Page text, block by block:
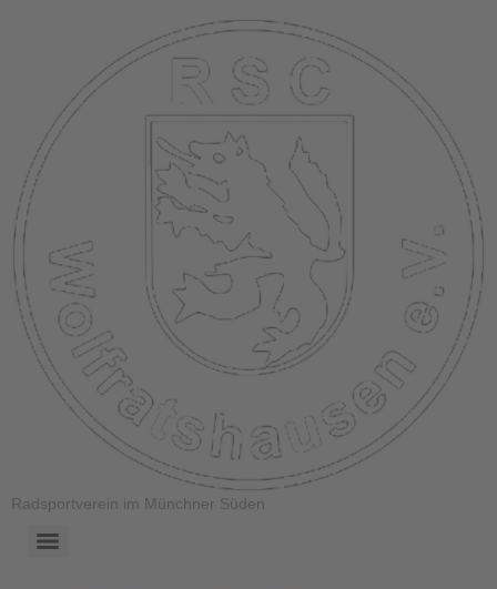
Radsportverein im Münchner Süden